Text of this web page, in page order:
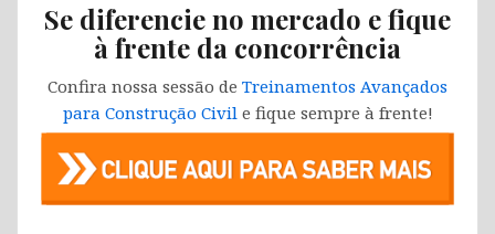
Se diferencie no mercado e fique
à frente da concorrência
Confira nossa sessão de Treinamentos Avançados
para Construção Civile fique sempre à frente!